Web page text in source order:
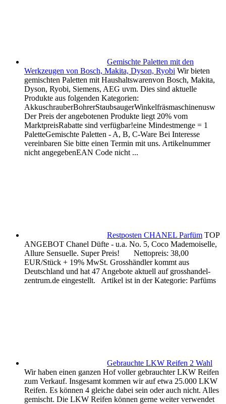
Gemischte Paletten mit den
Werkzeugen von Bosch, Makita, Dyson, Ryobi Wir bieten
gemischten Paletten mit Haushaltswarenvon Bosch, Makita,
Dyson, Ryobi, Siemens, AEG uvm. Dies sind aktuelle
Produkte aus folgenden Kategorien:
AkkuschrauberBohrerStaubsaugerWinkelfräsmaschinenusw
Der Preis der angebotenen Produkte liegt 20% vom
MarktpreisRabatte sind verfügbar!eine Mindestmenge = 1
PaletteGemischte Paletten - A, B, C-Ware Bei Interesse
vereinbaren Sie bitte einen Termin mit uns. Artikelnummer
nicht angegebenEAN Code nicht ...
Restposten CHANEL Parfüm TOP
ANGEBOT Chanel Düfte - u.a. No. 5, Coco Mademoiselle,
Allure Sensuelle. Super Preis! Nettopreis: 38,00
EUR/Stück + 19% MwSt. Grosshändler kommt aus
Deutschland und hat 47 Angebote aktuell auf grosshandel-
zentrum.de eingestellt. Artikel ist in der Kategorie: Parfüms
Gebrauchte LKW Reifen 2 Wahl
Wir haben einen ganzen Hof voller gebrauchter LKW Reifen
zum Verkauf. Insgesamt kommen wir auf etwa 25.000 LKW
Reifen. Es können 4 gleiche dabei sein oder auch nicht. Alles
gemischt. Die LKW Reifen können gerne weiter verwendet